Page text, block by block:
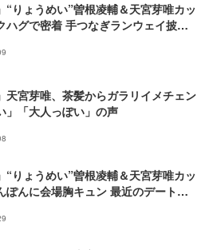
“りょうめい”曽根凌輔＆天宮芽唯カッ
ハグで密着 手つなぎランウェイ披露
天宮芽唯、茶髪からガラリイメチェン
」「大人っぽい」の声
“りょうめい”曽根凌輔＆天宮芽唯カッ
ぽんに会場胸キュン 最近のデート明